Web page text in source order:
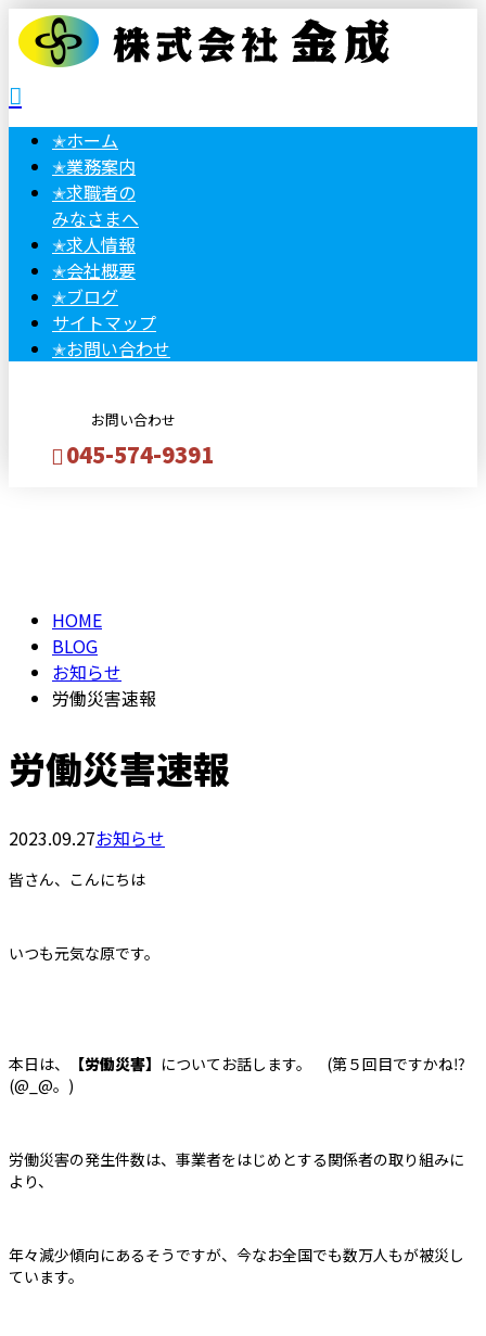
✭ホーム
✭業務案内
✭求職者の
みなさまへ
✭求人情報
✭会社概要
✭ブログ
サイトマップ
✭お問い合わせ
お問い合わせ
045-574-9391
HOME
BLOG
お知らせ
労働災害速報
労働災害速報
2023.09.27お知らせ
皆さん、こんにちは
いつも元気な原です。
本日は、 【労働災害】 についてお話します。 (第５回目ですかね⁉
(@_@。)
労働災害の発生件数は、事業者をはじめとする関係者の取り組みに
より、
年々減少傾向にあるそうですが、今なお全国でも数万人もが被災し
ています。